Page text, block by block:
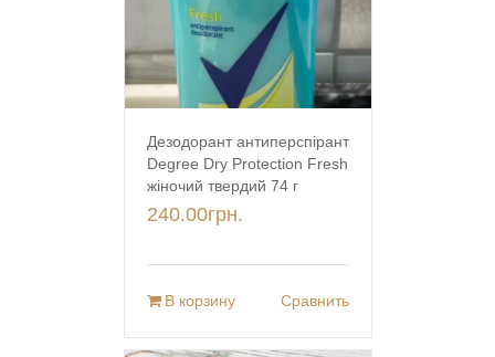
Дезодорант антиперспірант
Degree Dry Protection Fresh
жіночий твердий 74 г
240.00грн.
В корзину Сравнить